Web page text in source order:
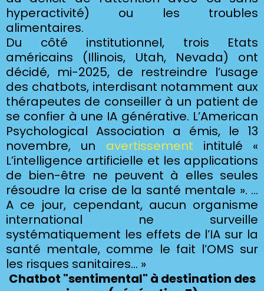
hyperactivité) ou les troubles
alimentaires.
Du côté institutionnel, trois Etats
américains (Illinois, Utah, Nevada) ont
décidé, mi-2025, de restreindre l’usage
des chatbots, interdisant notamment aux
thérapeutes de conseiller à un patient de
se confier à une IA générative. L’American
Psychological Association a émis, le 13
novembre, un avertissement intitulé «
L’intelligence artificielle et les applications
de bien-être ne peuvent à elles seules
résoudre la crise de la santé mentale ». …
A ce jour, cependant, aucun organisme
international ne surveille
systématiquement les effets de l’IA sur la
santé mentale, comme le fait l’OMS sur
les risques sanitaires… »
Chatbot "sentimental" à destination des